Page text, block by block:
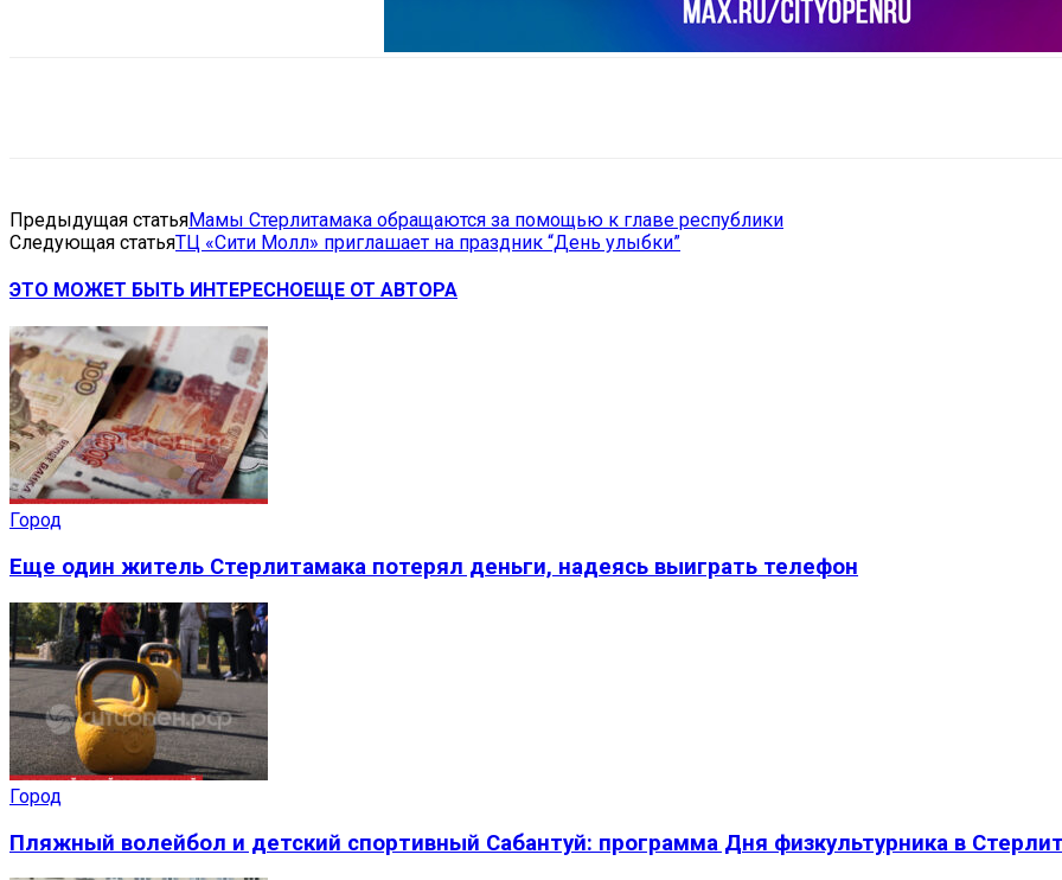
Предыдущая статьяМамы Стерлитамака обращаются за помощью к главе республики
Следующая статьяТЦ «Сити Молл» приглашает на праздник “День улыбки”
ЭТО МОЖЕТ БЫТЬ ИНТЕРЕСНОЕЩЕ ОТ АВТОРА
Город
Еще один житель Стерлитамака потерял деньги, надеясь выиграть телефон
Город
Пляжный волейбол и детский спортивный Сабантуй: программа Дня физкультурника в